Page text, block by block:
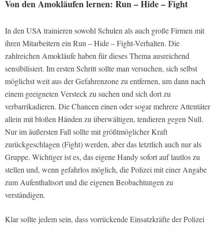
Von den Amokläufen lernen: Run – Hide – Fight
In den USA trainieren sowohl Schulen als auch große Firmen mit
ihren Mitarbeitern ein Run – Hide – Fight-Verhalten. Die
zahlreichen Amokläufe haben für dieses Thema ausreichend
sensibilisiert. Im ersten Schritt sollte man versuchen, sich selbst
möglichst weit aus der Gefahrenzone zu entfernen, um dann nach
einem geeigneten Versteck zu suchen und sich dort zu
verbarrikadieren. Die Chancen einen oder sogar mehrere Attentäter
allein mit bloßen Händen zu überwältigen, tendieren gegen Null.
Nur im äußersten Fall sollte mit größtmöglicher Kraft
zurückgeschlagen (Fight) werden, aber das letztlich auch nur als
Gruppe. Wichtiger ist es, das eigene Handy sofort auf lautlos zu
stellen und, wenn gefahrlos möglich, die Polizei mit einer Angabe
zum Aufenthaltsort und die eigenen Beobachtungen zu
verständigen.
Klar sollte jedem sein, dass vorrückende Einsatzkräfte der Polizei